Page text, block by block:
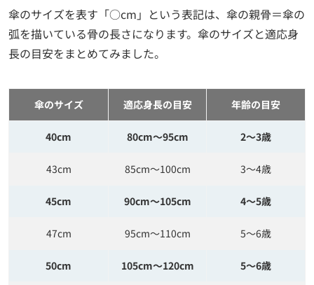
傘のサイズを表す「○cm」という表記は、傘の親骨＝傘の
弧を描いている骨の長さになります。傘のサイズと適応身
長の目安をまとめてみました。
傘のサイズ 適応身長の目安 年齢の目安
40cm 80cm～95cm 2～3歳
43cm 85cm～100cm 3～4歳
45cm 90cm～105cm 4～5歳
47cm 95cm～110cm 5～6歳
50cm 105cm～120cm 5～6歳